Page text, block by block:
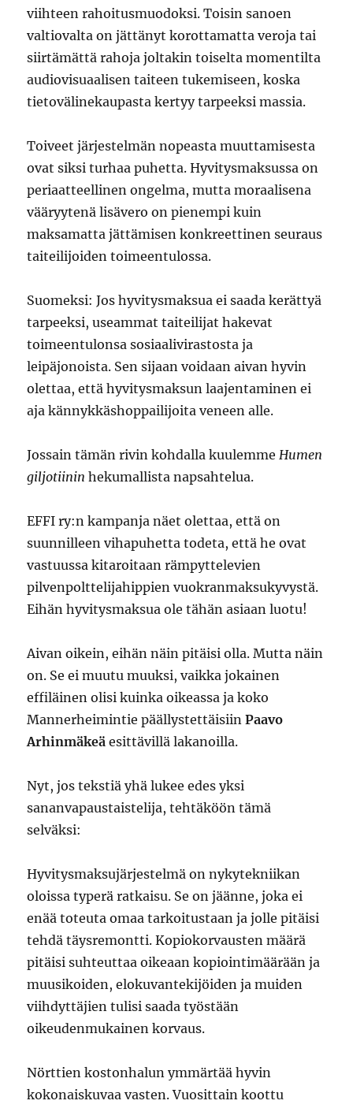
viihteen rahoitusmuodoksi. Toisin sanoen
valtiovalta on jättänyt korottamatta veroja tai
siirtämättä rahoja joltakin toiselta momentilta
audiovisuaalisen taiteen tukemiseen, koska
tietovälinekaupasta kertyy tarpeeksi massia.
Toiveet järjestelmän nopeasta muuttamisesta
ovat siksi turhaa puhetta. Hyvitysmaksussa on
periaatteellinen ongelma, mutta moraalisena
vääryytenä lisävero on pienempi kuin
maksamatta jättämisen konkreettinen seuraus
taiteilijoiden toimeentulossa.
Suomeksi: Jos hyvitysmaksua ei saada kerättyä
tarpeeksi, useammat taiteilijat hakevat
toimeentulonsa sosiaalivirastosta ja
leipäjonoista. Sen sijaan voidaan aivan hyvin
olettaa, että hyvitysmaksun laajentaminen ei
aja kännykkäshoppailijoita veneen alle.
Jossain tämän rivin kohdalla kuulemmeHumen
giljotiinin hekumallista napsahtelua.
EFFI ry:n kampanja näet olettaa, että on
suunnilleen vihapuhetta todeta, että he ovat
vastuussa kitaroitaan rämpyttelevien
pilvenpolttelijahippien vuokranmaksukyvystä.
Eihän hyvitysmaksua ole tähän asiaan luotu!
Aivan oikein, eihän näin pitäisi olla. Mutta näin
on. Se ei muutu muuksi, vaikka jokainen
effiläinen olisi kuinka oikeassa ja koko
Mannerheimintie päällystettäisiinPaavo
Arhinmäkeä esittävillä lakanoilla.
Nyt, jos tekstiä yhä lukee edes yksi
sananvapaustaistelija, tehtäköön tämä
selväksi:
Hyvitysmaksujärjestelmä on nykytekniikan
oloissa typerä ratkaisu. Se on jäänne, joka ei
enää toteuta omaa tarkoitustaan ja jolle pitäisi
tehdä täysremontti. Kopiokorvausten määrä
pitäisi suhteuttaa oikeaan kopiointimäärään ja
muusikoiden, elokuvantekijöiden ja muiden
viihdyttäjien tulisi saada työstään
oikeudenmukainen korvaus.
Nörttien kostonhalun ymmärtää hyvin
kokonaiskuvaa vasten. Vuosittain koottu